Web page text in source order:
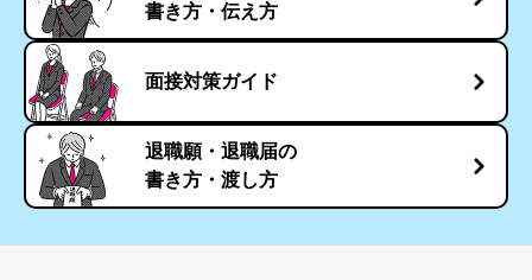
書き方・伝え方
面接対策ガイド
退職願・退職届の
書き方・渡し方